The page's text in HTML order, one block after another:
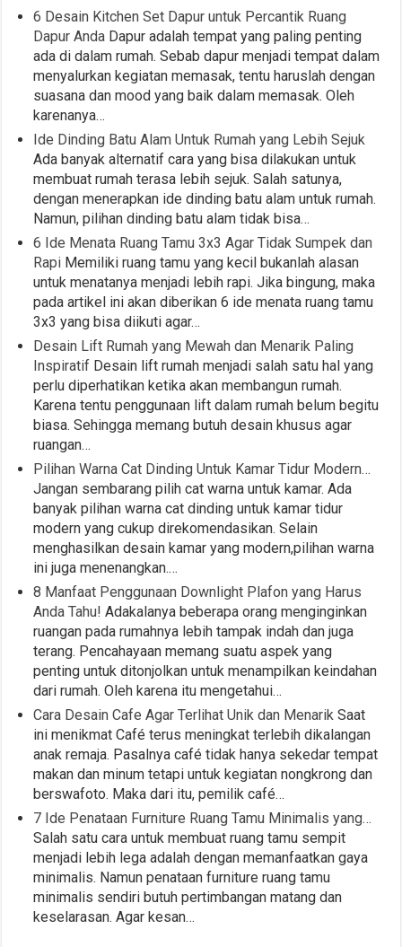
6 Desain Kitchen Set Dapur untuk Percantik Ruang
Dapur Anda Dapur adalah tempat yang paling penting
ada di dalam rumah. Sebab dapur menjadi tempat dalam
menyalurkan kegiatan memasak, tentu haruslah dengan
suasana dan mood yang baik dalam memasak. Oleh
karenanya…
Ide Dinding Batu Alam Untuk Rumah yang Lebih Sejuk
Ada banyak alternatif cara yang bisa dilakukan untuk
membuat rumah terasa lebih sejuk. Salah satunya,
dengan menerapkan ide dinding batu alam untuk rumah.
Namun, pilihan dinding batu alam tidak bisa…
6 Ide Menata Ruang Tamu 3x3 Agar Tidak Sumpek dan
Rapi Memiliki ruang tamu yang kecil bukanlah alasan
untuk menatanya menjadi lebih rapi. Jika bingung, maka
pada artikel ini akan diberikan 6 ide menata ruang tamu
3x3 yang bisa diikuti agar…
Desain Lift Rumah yang Mewah dan Menarik Paling
Inspiratif Desain lift rumah menjadi salah satu hal yang
perlu diperhatikan ketika akan membangun rumah.
Karena tentu penggunaan lift dalam rumah belum begitu
biasa. Sehingga memang butuh desain khusus agar
ruangan…
Pilihan Warna Cat Dinding Untuk Kamar Tidur Modern…
Jangan sembarang pilih cat warna untuk kamar. Ada
banyak pilihan warna cat dinding untuk kamar tidur
modern yang cukup direkomendasikan. Selain
menghasilkan desain kamar yang modern,pilihan warna
ini juga menenangkan.…
8 Manfaat Penggunaan Downlight Plafon yang Harus
Anda Tahu! Adakalanya beberapa orang menginginkan
ruangan pada rumahnya lebih tampak indah dan juga
terang. Pencahayaan memang suatu aspek yang
penting untuk ditonjolkan untuk menampilkan keindahan
dari rumah. Oleh karena itu mengetahui…
Cara Desain Cafe Agar Terlihat Unik dan Menarik Saat
ini menikmat Café terus meningkat terlebih dikalangan
anak remaja. Pasalnya café tidak hanya sekedar tempat
makan dan minum tetapi untuk kegiatan nongkrong dan
berswafoto. Maka dari itu, pemilik café…
7 Ide Penataan Furniture Ruang Tamu Minimalis yang…
Salah satu cara untuk membuat ruang tamu sempit
menjadi lebih lega adalah dengan memanfaatkan gaya
minimalis. Namun penataan furniture ruang tamu
minimalis sendiri butuh pertimbangan matang dan
keselarasan. Agar kesan…